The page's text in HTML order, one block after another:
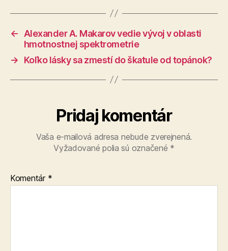
←
Alexander A. Makarov vedie vývoj v oblasti
hmotnostnej spektrometrie
→
Koľko lásky sa zmestí do škatule od topánok?
Pridaj komentár
Vaša e-mailová adresa nebude zverejnená.
Vyžadované polia sú označené *
Komentár *